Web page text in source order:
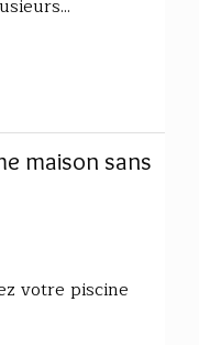
maison sans
votre piscine